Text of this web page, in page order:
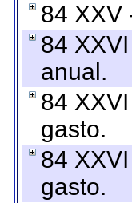
84 XXV
84
anual.
84
gasto.
84
gasto.